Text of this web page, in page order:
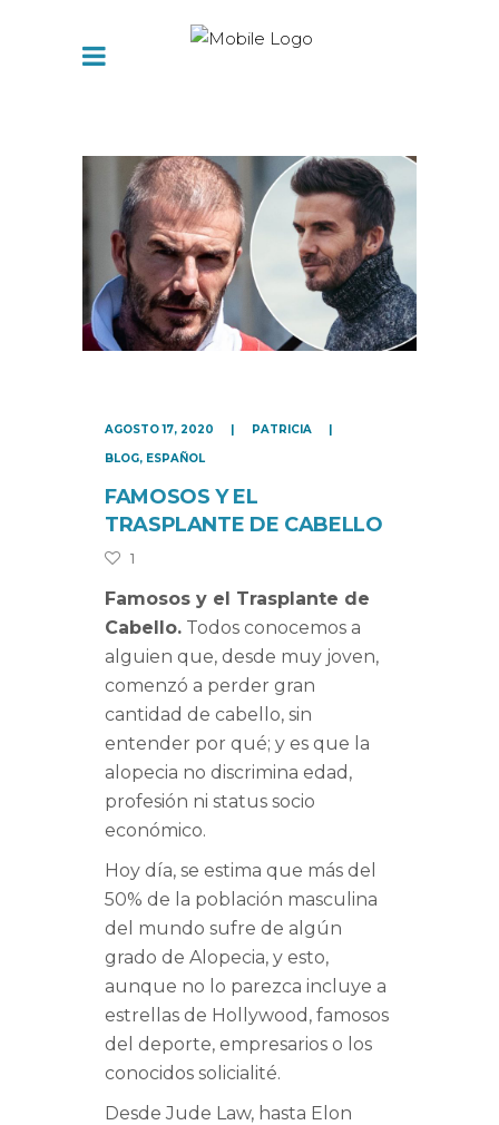
AGOSTO 17, 2020
PATRICIA
BLOG, ESPAÑOL
FAMOSOS Y EL
TRASPLANTE DE CABELLO
1
Famosos y el Trasplante de
Cabello. Todos conocemos a
alguien que, desde muy joven,
comenzó a perder gran
cantidad de cabello, sin
entender por qué; y es que la
alopecia no discrimina edad,
profesión ni status socio
económico.
Hoy día, se estima que más del
50% de la población masculina
del mundo sufre de algún
grado de Alopecia, y esto,
aunque no lo parezca incluye a
estrellas de Hollywood, famosos
del deporte, empresarios o los
conocidos solicialité.
Desde Jude Law, hasta Elon